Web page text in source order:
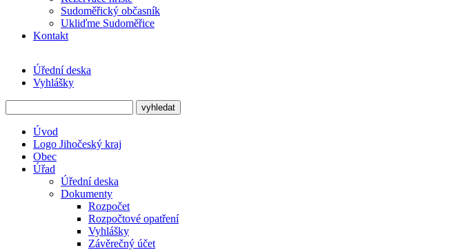
Sudoměřický občasník
Ukliďme Sudoměřice
Kontakt
Úřední deska
Vyhlášky
Úvod
Logo Jihočeský kraj
Obec
Úřad
Úřední deska
Dokumenty
Rozpočet
Rozpočtové opatření
Vyhlášky
Závěrečný účet